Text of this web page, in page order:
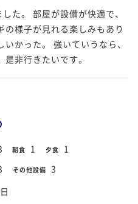
た。 部屋が設備が快適で、
様子が見れる楽しみもあり
かった。 強いていうなら、
非行きたいです。
朝食 1 夕食 1
その他設備 3